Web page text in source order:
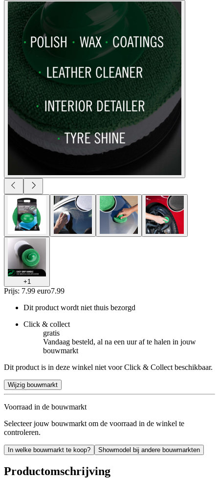
+1
Prijs: 7.99 euro7.99
Dit product wordt niet thuis bezorgd
Click & collect
gratis
Vandaag besteld, al na een uur af te halen in jouw
bouwmarkt
Dit product is in deze winkel niet voor Click & Collect beschikbaar.
Wijzig bouwmarkt
Voorraad in de bouwmarkt
Selecteer jouw bouwmarkt om de voorraad in de winkel te
controleren.
In welke bouwmarkt te koop? Showmodel bij andere bouwmarkten
Productomschrijving